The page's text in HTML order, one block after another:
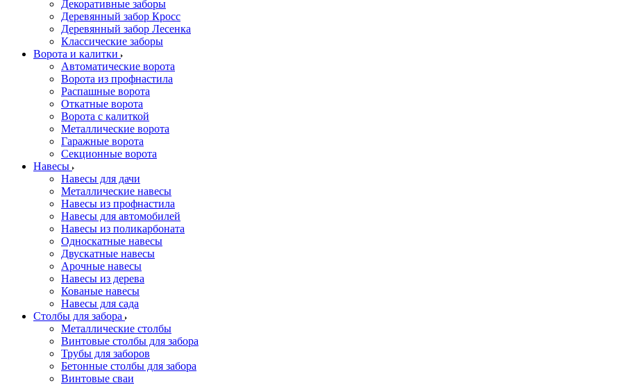
Декоративные заборы
Деревянный забор Кросс
Деревянный забор Лесенка
Классические заборы
Ворота и калитки
Автоматические ворота
Ворота из профнастила
Распашные ворота
Откатные ворота
Ворота с калиткой
Металлические ворота
Гаражные ворота
Секционные ворота
Навесы
Навесы для дачи
Металлические навесы
Навесы из профнастила
Навесы для автомобилей
Навесы из поликарбоната
Односкатные навесы
Двускатные навесы
Арочные навесы
Навесы из дерева
Кованые навесы
Навесы для сада
Столбы для забора
Металлические столбы
Винтовые столбы для забора
Трубы для заборов
Бетонные столбы для забора
Винтовые сваи